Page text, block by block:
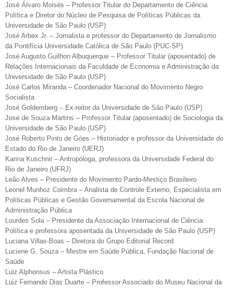
José Álvaro Moisés – Professor Titular do Departamento de Ciência
Política e Diretor do Núcleo de Pesquisa de Políticas Públicas da
Universidade de São Paulo (USP)
José Arbex Jr. – Jornalista e professor do Departamento de Jornalismo
da Pontifícia Universidade Católica de São Paulo (PUC-SP)
José Augusto Guilhon Albuquerque – Professor Titular (aposentado) de
Relações Internacionais da Faculdade de Economia e Administração da
Universidade de São Paulo (USP)
José Carlos Miranda – Coordenador Nacional do Movimento Negro
Socialista
José Goldemberg – Ex-reitor da Universidade de São Paulo (USP)
José de Souza Martins – Professor Titular (aposentado) de Sociologia da
Universidade de São Paulo (USP)
José Roberto Pinto de Góes – Historiador e professor da Universidade do
Estado do Rio de Janeiro (UERJ)
Karina Kuschnir – Antropóloga, professora da Universidade Federal do
Rio de Janeiro (UFRJ)
Leão Alves – Presidente do Movimento Pardo-Mestiço Brasileiro
Leonel Munhoz Coimbra – Analista de Controle Externo, Especialista em
Políticas Públicas e Gestão Governamental da Escola Nacional de
Administração Pública
Lourdes Sola – Presidente da Associação Internacional de Ciência
Política e professora aposentada da Universidade de São Paulo (USP)
Luciana Villas-Boas – Diretora do Grupo Editorial Record
Luciene G. Souza – Mestre em Saúde Pública, Fundação Nacional de
Saúde
Luiz Alphonsus – Artista Plástico
Luiz Fernando Dias Duarte – Professor Associado do Museu Nacional da